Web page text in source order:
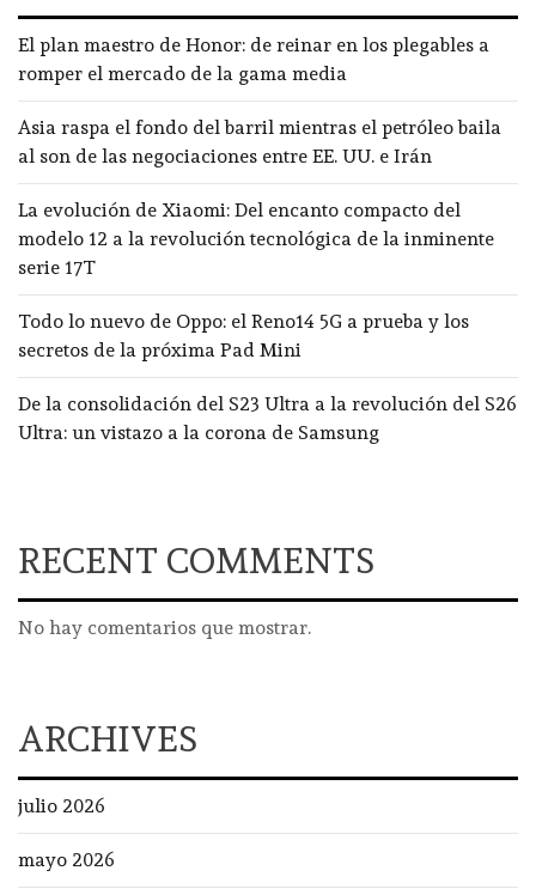
El plan maestro de Honor: de reinar en los plegables a
romper el mercado de la gama media
Asia raspa el fondo del barril mientras el petróleo baila
al son de las negociaciones entre EE. UU. e Irán
La evolución de Xiaomi: Del encanto compacto del
modelo 12 a la revolución tecnológica de la inminente
serie 17T
Todo lo nuevo de Oppo: el Reno14 5G a prueba y los
secretos de la próxima Pad Mini
De la consolidación del S23 Ultra a la revolución del S26
Ultra: un vistazo a la corona de Samsung
RECENT COMMENTS
No hay comentarios que mostrar.
ARCHIVES
julio 2026
mayo 2026